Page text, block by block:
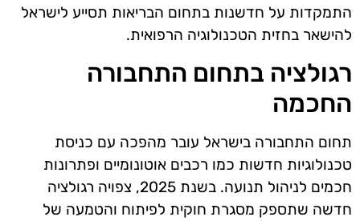
התמקדות על חדשנות בתחום הבריאות תסייע לישראל
להישאר בחזית הטכנולוגיה הרפואית.
רגולציה בתחום התחבורה
החכמה
תחום התחבורה בישראל עובר מהפכה עם כניסת
טכנולוגיות חדשות כמו רכבים אוטונומיים ופתרונות
חכמים לניהול תנועה. בשנת 2025, צפויה רגולציה
חדשה שתספק מסגרת חוקית לפיתוח והטמעה של